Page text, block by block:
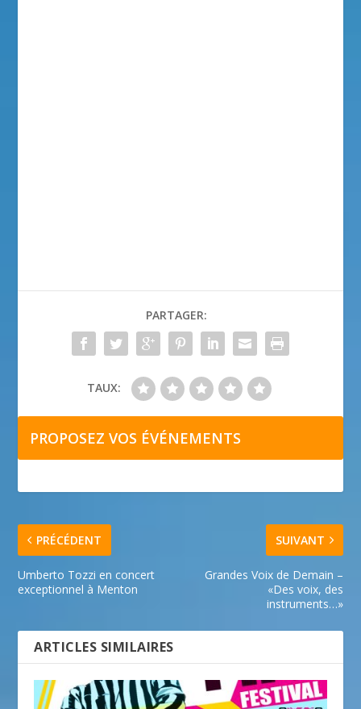
PARTAGER:
TAUX:
PROPOSEZ VOS ÉVÉNEMENTS
PRÉCÉDENT
Umberto Tozzi en concert
exceptionnel à Menton
SUIVANT
Grandes Voix de Demain –
«Des voix, des
instruments…»
ARTICLES SIMILAIRES